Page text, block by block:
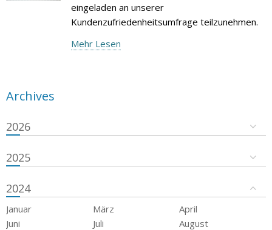
eingeladen an unserer
Kundenzufriedenheitsumfrage teilzunehmen.
Mehr Lesen
Archives
2026
2025
2024
Januar März
April
Juni
Juli
August